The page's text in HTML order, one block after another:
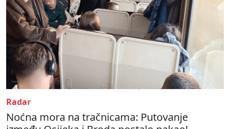
Radar
Noćna mora na tračnicama: Putovanje